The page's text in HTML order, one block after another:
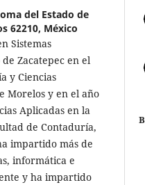
del Estado de
62210, México
Sistemas
Zacatepec en el
y Ciencias
Morelos y en el año
Aplicadas en la
de Contaduría,
impartido más de
informática e
y ha impartido